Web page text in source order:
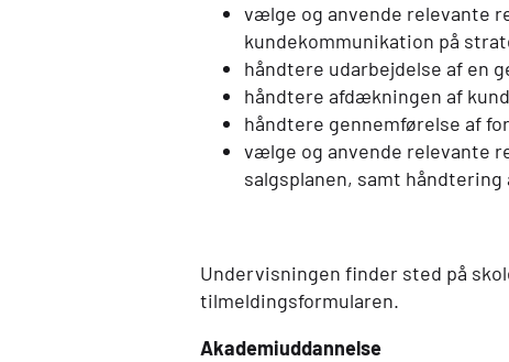
vælge og anvende relevante
kundekommunikation på
håndtere udarbejdelse af en
håndtere afdækningen af
håndtere gennemførelse af
vælge og anvende relevante
salgsplanen, samt
Undervisningen finder sted på
tilmeldingsformularen.
Akademiuddannelse